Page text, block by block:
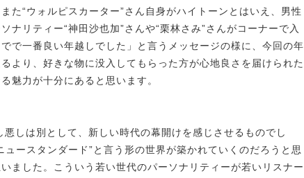
た“ウォルピスカーター”さん自身がハイトーンとはいえ、男性
ナリティー“神田沙也加”さんや“栗林さみ”さんがコーナーで入
で一番良い年越しでした」と言うメッセージの様に、今回の年
より、好きな物に没入してもらった方が心地良さを届けられた
魅力が十分にあると思います。
しは別として、新しい時代の幕開けを感じさせるものでし
ースタンダード”と言う形の世界が築かれていくのだろうと思
ました。こういう若い世代のパーソナリティーが若いリスナー